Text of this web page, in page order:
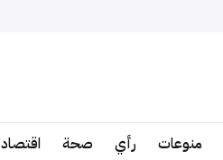
منوعات رأي صحة اقتصاد